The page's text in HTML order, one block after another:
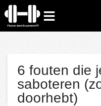
6 fouten die
saboteren
doorhebt)